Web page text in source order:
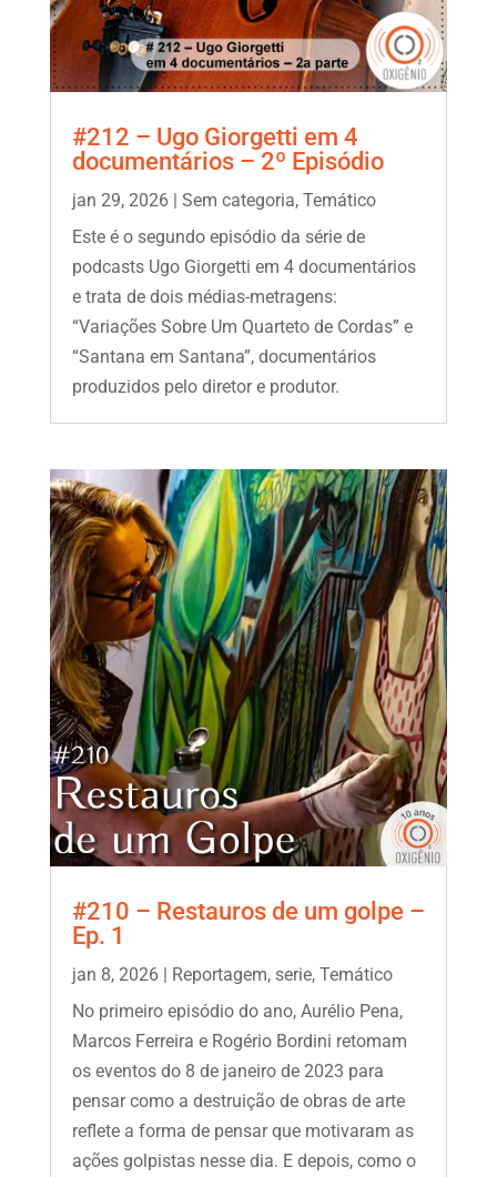
#212 – Ugo Giorgetti em 4
documentários – 2º Episódio
jan 29, 2026| Sem categoria, Temático
Este é o segundo episódio da série de
podcasts Ugo Giorgetti em 4 documentários
e trata de dois médias-metragens:
“Variações Sobre Um Quarteto de Cordas” e
“Santana em Santana”, documentários
produzidos pelo diretor e produtor.
#210 – Restauros de um golpe –
Ep. 1
jan 8, 2026| Reportagem, serie, Temático
No primeiro episódio do ano, Aurélio Pena,
Marcos Ferreira e Rogério Bordini retomam
os eventos do 8 de janeiro de 2023 para
pensar como a destruição de obras de arte
reflete a forma de pensar que motivaram as
ações golpistas nesse dia. E depois, como o